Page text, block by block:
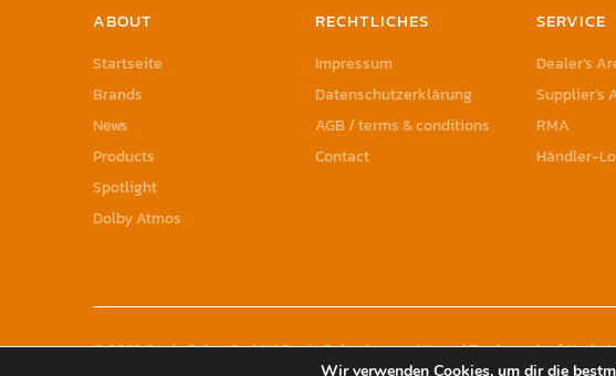
ABOUT
Startseite
Brands
News
Products
Spotlight
Dolby Atmos
RECHTLICHES
Impressum
Datenschutzerklärung
AGB / terms & conditions
Contact
SERVICE
Dealer’s
Supplier’s
RMA
Händler-
© 2023 Sonic Sales GmbH | Sonic Sales is a registered Trademark of
Wir verwenden Cookies, um dir die